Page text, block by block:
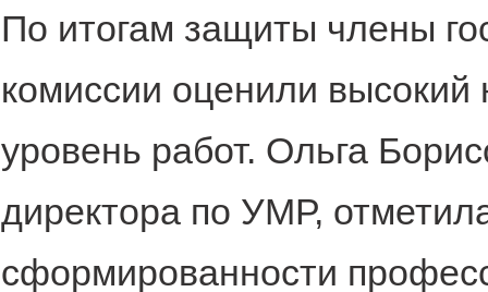
По итогам защиты члены
комиссии оценили
уровень работ. Ольга
директора по УМР,
сформированности